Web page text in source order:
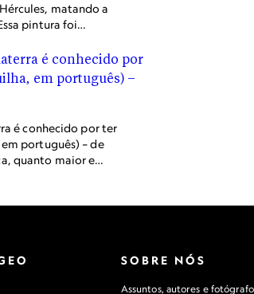
pintura foi
em Paris, França.
é conhecido por ter
português) – de
quanto maior e
SOBRE NÓS
Assuntos, autores e